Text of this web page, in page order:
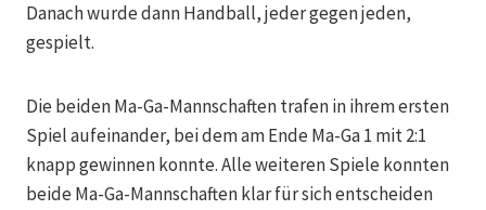
Danach wurde dann Handball, jeder gegen jeden,
gespielt.
Die beiden Ma-Ga-Mannschaften trafen in ihrem ersten
Spiel aufeinander, bei dem am Ende Ma-Ga 1 mit 2:1
knapp gewinnen konnte. Alle weiteren Spiele konnten
beide Ma-Ga-Mannschaften klar für sich entscheiden